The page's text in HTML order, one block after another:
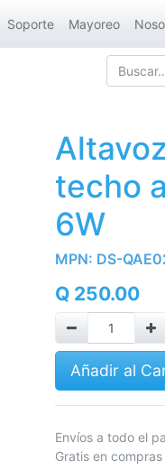
Soporte Mayoreo
techo
6W
MPN: DS-
Q 250.00
Añadir al
Envíos
Gratis en